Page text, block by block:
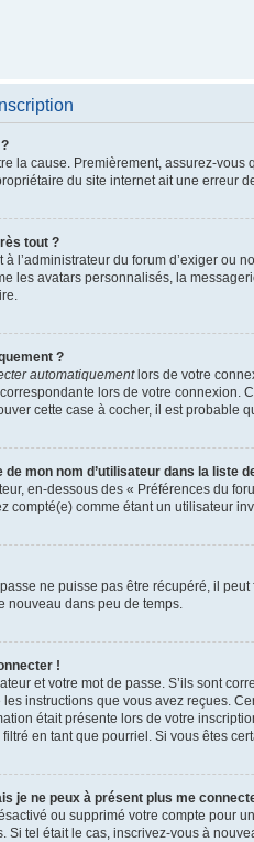
la cause. Premièrement, assurez-
du site internet ait une erreur
tout ?
l’administrateur du forum d’exiger
les avatars personnalisés, la
?
automatiquementlors de votre
lors de votre connexion.
cette case à cocher, il est probable
mon nom d’utilisateur dans la liste
en-dessous des « Préférences du
compté(e) comme étant un utilisateur
ne puisse pas être récupéré, il
nouveau dans peu de temps.
!
et votre mot de passe. S’ils sont
instructions que vous avez reçues.
était présente lors de votre
en tant que pourriel. Si vous êtes
je ne peux à présent plus me
ou supprimé votre compte
tel était le cas, inscrivez-vous à